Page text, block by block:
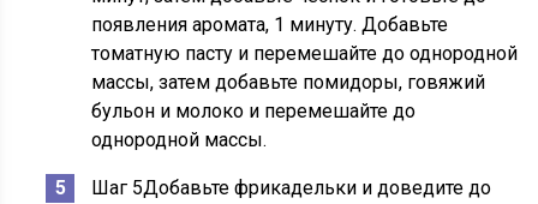
появления аромата, 1 минуту. Добавьте
томатную пасту и перемешайте до однородной
массы, затем добавьте помидоры, говяжий
бульон и молоко и перемешайте до
однородной массы.
Шаг 5Добавьте фрикадельки и доведите до